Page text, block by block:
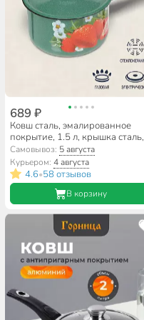
689 ₽
Ковш сталь, эмалированное
покрытие, 1.5 л, крышка сталь,
стальная ручка, с крышкой,
СтальЭмаль, 1с43с, в
ассортименте
Самовывоз: 5 августа
Курьером:4 августа
4.6•58 отзывов
В корзину